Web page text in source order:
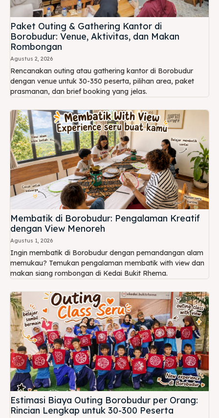
Paket Outing & Gathering Kantor di
Borobudur: Venue, Aktivitas, dan Makan
Rombongan
Agustus 2, 2026
Rencanakan outing atau gathering kantor di Borobudur
dengan venue untuk 30-350 peserta, pilihan area, paket
prasmanan, dan brief booking yang jelas.
Membatik di Borobudur: Pengalaman Kreatif
dengan View Menoreh
Agustus 1, 2026
Ingin membatik di Borobudur dengan pemandangan alam
memukau? Temukan pengalaman membatik with view dan
makan siang rombongan di Kedai Bukit Rhema.
Estimasi Biaya Outing Borobudur per Orang:
Rincian Lengkap untuk 30-300 Peserta